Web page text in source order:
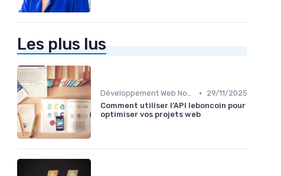
Les plus lus
Développement Web No-Code/Low-Code •
29/11/2025
Comment utiliser l’API leboncoin pour
optimiser vos projets web